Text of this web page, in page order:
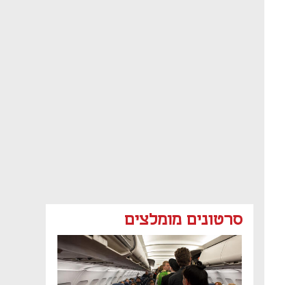
סרטונים מומלצים